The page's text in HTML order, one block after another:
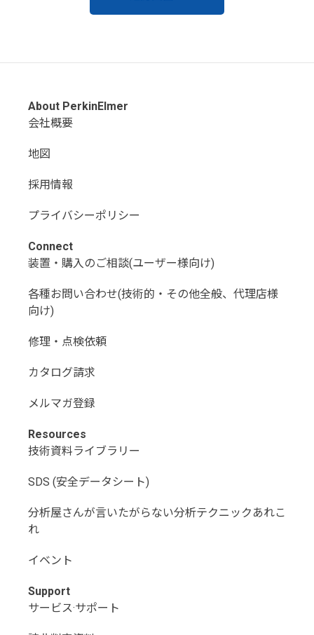
About PerkinElmer
会社概要
地図
採用情報
プライバシーポリシー
Connect
装置・購入のご相談(ユーザー様向け)
各種お問い合わせ(技術的・その他全般、代理店様
向け)
修理・点検依頼
カタログ請求
メルマガ登録
Resources
技術資料ライブラリー
SDS (安全データシート)
分析屋さんが言いたがらない分析テクニックあれこ
れ
イベント
Support
サービス·サポート